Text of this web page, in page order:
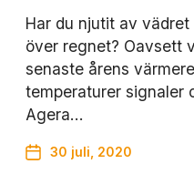
Har du njutit av
över regnet? Oavsett
senaste årens
temperaturer signaler
Agera…
30 juli, 2020